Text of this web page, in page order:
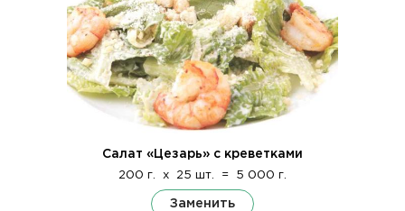
Салат «Цезарь» с креветками
200 г. x 25 шт. = 5 000 г.
Заменить